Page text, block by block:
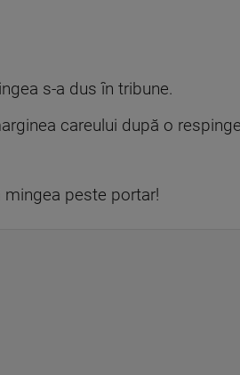
s-a dus în tribune.
careului după o
mingea peste portar!